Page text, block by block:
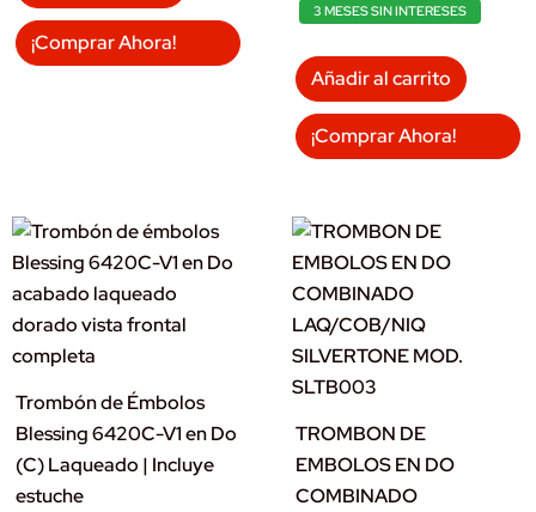
¡Comprar Ahora!
3 MESES SIN INTERESES
Añadir al carrito
¡Comprar Ahora!
Trombón de Émbolos
Blessing 6420C-V1 en Do
(C) Laqueado | Incluye
estuche
TROMBON DE
EMBOLOS EN DO
COMBINADO